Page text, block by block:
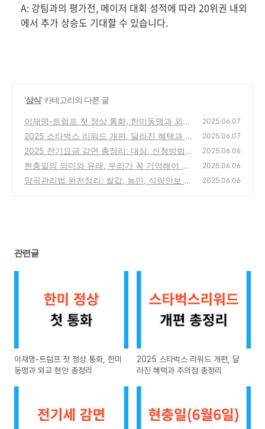
A: 강팀과의 평가전, 메이저 대회 성적에 따라 20위권 내외
에서 추가 상승도 기대할 수 있습니다.
'상식' 카테고리의 다른 글
이재명-트럼프 첫 정상 통화, 한미동맹과 외교
현안 총정리
(1)
2025.06.07
2025 스타벅스 리워드 개편, 달라진 혜택과 주
의점 총정리
(3)
2025.06.07
2025 전기요금 감면 총정리: 대상, 신청방법,
실제 혜택
(5)
2025.06.06
현충일의 의미와 유래, 우리가 꼭 기억해야 할
이유
(5)
2025.06.06
양곡관리법 완전정리: 쌀값, 농민, 식량안보 쟁
2025.06.06
관련글
이재명-트럼프 첫 정상 통화, 한미
동맹과 외교 현안 총정리
2025 스타벅스 리워드 개편, 달
라진 혜택과 주의점 총정리